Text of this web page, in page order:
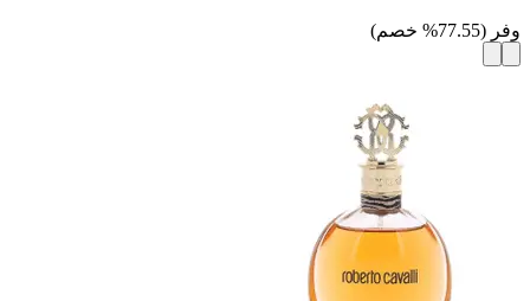
وفر (
77.55
% خصم)